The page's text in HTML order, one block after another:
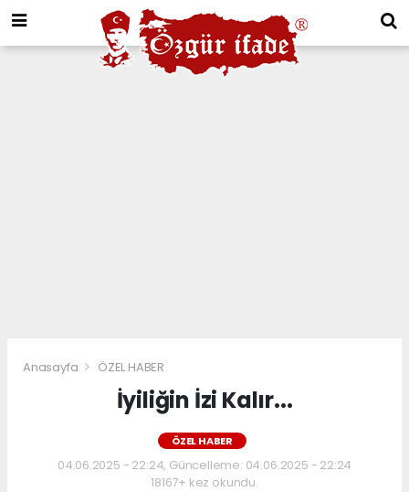
Anasayfa ÖZEL HABER
İyiliğin İzi Kalır...
ÖZEL HABER
04.06.2025 - 22:24, Güncelleme: 04.06.2025 - 22:24
18167+ kez okundu.